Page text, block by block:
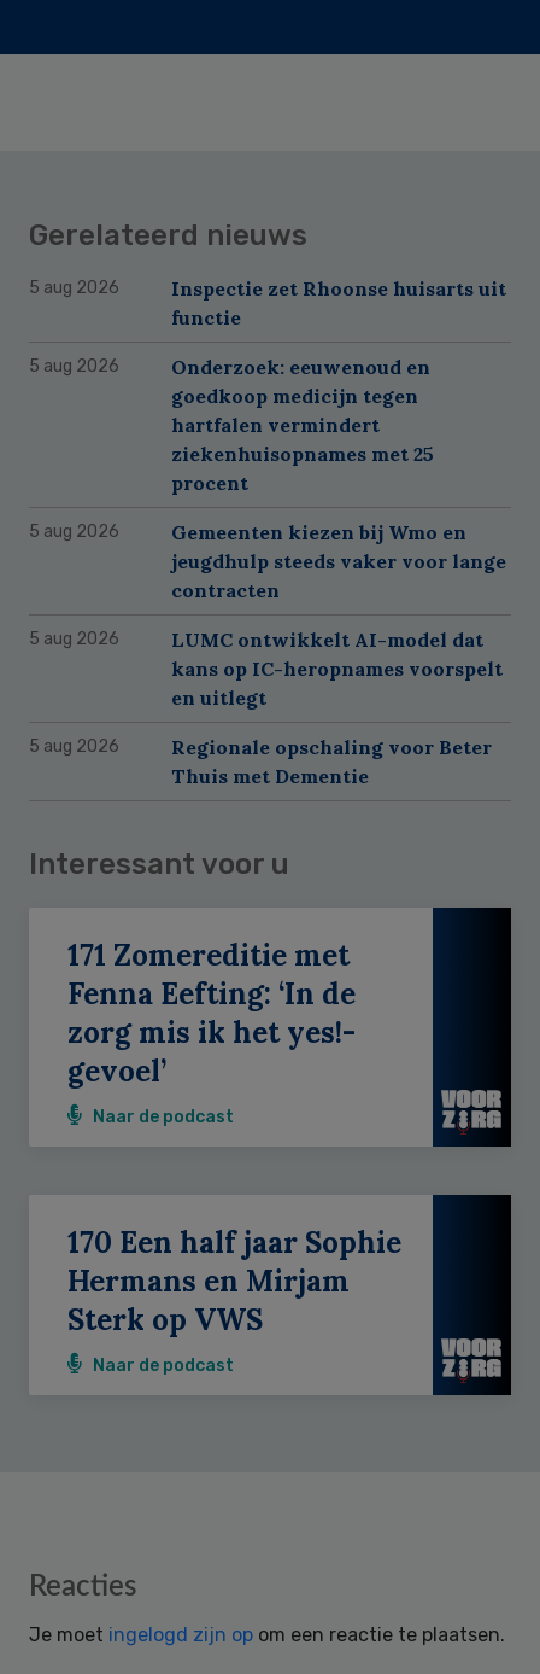
Gerelateerd nieuws
5 aug 2026
Inspectie zet Rhoonse huisarts uit
functie
5 aug 2026
Onderzoek: eeuwenoud en
goedkoop medicijn tegen
hartfalen vermindert
ziekenhuisopnames met 25
procent
5 aug 2026
Gemeenten kiezen bij Wmo en
jeugdhulp steeds vaker voor lange
contracten
5 aug 2026
LUMC ontwikkelt AI-model dat
kans op IC-heropnames voorspelt
en uitlegt
5 aug 2026
Regionale opschaling voor Beter
Thuis met Dementie
Interessant voor u
171 Zomereditie met
Fenna Eefting: ‘In de
zorg mis ik het yes!-
gevoel’
Naar de podcast
170 Een half jaar Sophie
Hermans en Mirjam
Sterk op VWS
Naar de podcast
Reader
Reacties
Je moet ingelogd zijn op om een reactie te plaatsen.